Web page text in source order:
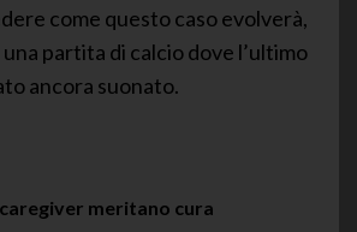
come questo caso evolverà,
partita di calcio dove l’ultimo
ancora suonato.
meritano cura